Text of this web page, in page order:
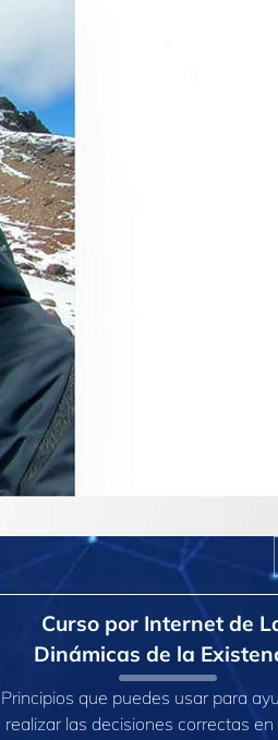
Curso por Internet de
Dinámicas de la
Principios que puedes usar para
realizar las decisiones correctas en